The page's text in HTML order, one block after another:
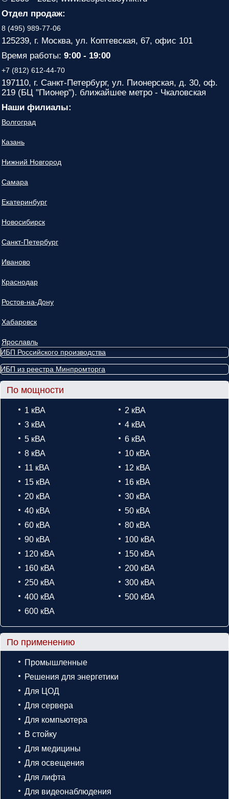
Отдел продаж:
8 (495) 989-77-06
125239, г. Москва, ул. Коптевская, 67, офис 101
Время работы: 9:00 - 19:00
+7 (812) 612-44-70
197110, г. Санкт-Петербург, ул. Пионерская, д. 30, оф.
219 (БЦ "Пионер"). ближайшее метро - Чкаловская
Наши филиалы:
Волгоград
Казань
Нижний Новгород
Самара
Екатеринбург
Новосибирск
Санкт-Петербург
Иваново
Краснодар
Ростов-на-Дону
Хабаровск
Ярославль
ИБП Российского производства
ИБП из реестра Минпромторга
По мощности
1 кВА
2 кВА
3 кВА
4 кВА
5 кВА
6 кВА
8 кВА
10 кВА
11 кВА
12 кВА
15 кВА
16 кВА
20 кВА
30 кВА
40 кВА
50 кВА
60 кВА
80 кВА
90 кВА
100 кВА
120 кВА
150 кВА
160 кВА
200 кВА
250 кВА
300 кВА
400 кВА
500 кВА
600 кВА
По применению
Промышленные
Решения для энергетики
Для ЦОД
Для сервера
Для компьютера
В стойку
Для медицины
Для освещения
Для лифта
Для видеонаблюдения